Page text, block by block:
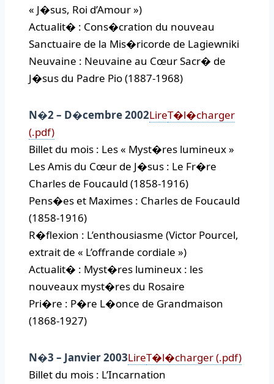
« J�sus, Roi d’Amour »)
Actualit� : Cons�cration du nouveau
Sanctuaire de la Mis�ricorde de Lagiewniki
Neuvaine : Neuvaine au Cœur Sacr� de
J�sus du Padre Pio (1887-1968)
N�2 – D�cembre 2002LireT�l�charger
(.pdf)
Billet du mois : Les « Myst�res lumineux »
Les Amis du Cœur de J�sus : Le Fr�re
Charles de Foucauld (1858-1916)
Pens�es et Maximes : Charles de Foucauld
(1858-1916)
R�flexion : L’enthousiasme (Victor Pourcel,
extrait de « L’offrande cordiale »)
Actualit� : Myst�res lumineux : les
nouveaux myst�res du Rosaire
Pri�re : P�re L�once de Grandmaison
(1868-1927)
N�3 – Janvier 2003LireT�l�charger (.pdf)
Billet du mois : L’Incarnation